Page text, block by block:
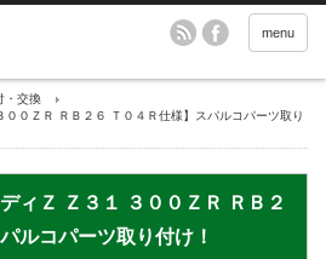
menu
・交換
００ＺＲ ＲＢ２６ Ｔ０４Ｒ仕様】スパルコパーツ取り
ィＺ Ｚ３１ ３００ＺＲ ＲＢ２
ルコパーツ取り付け！